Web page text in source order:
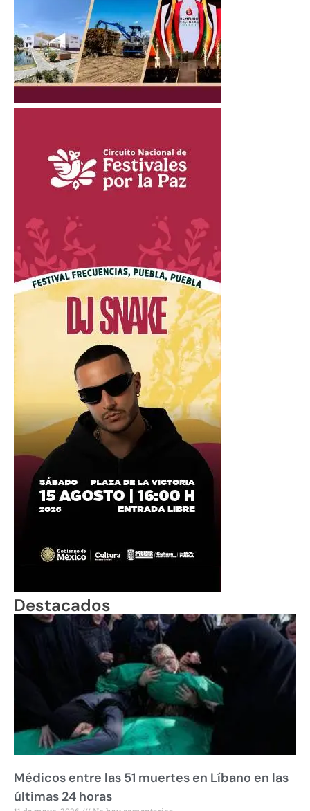
Destacados
Médicos entre las 51 muertes en Líbano en las
últimas 24 horas